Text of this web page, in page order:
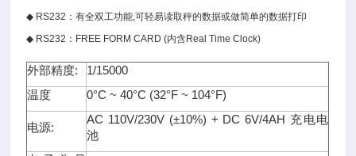
◆ RS232 ：有全双工功能,可轻易读取秤的数据或做简单的数据打印
◆ RS232 ：FREE FORM CARD (内含Real Time Clock)
外部精度:
1/15000
温度
0°C ~ 40°C (32°F ~ 104°F)
电源:
AC 110V/230V (±10%) + DC 6V/4AH 充电电
池